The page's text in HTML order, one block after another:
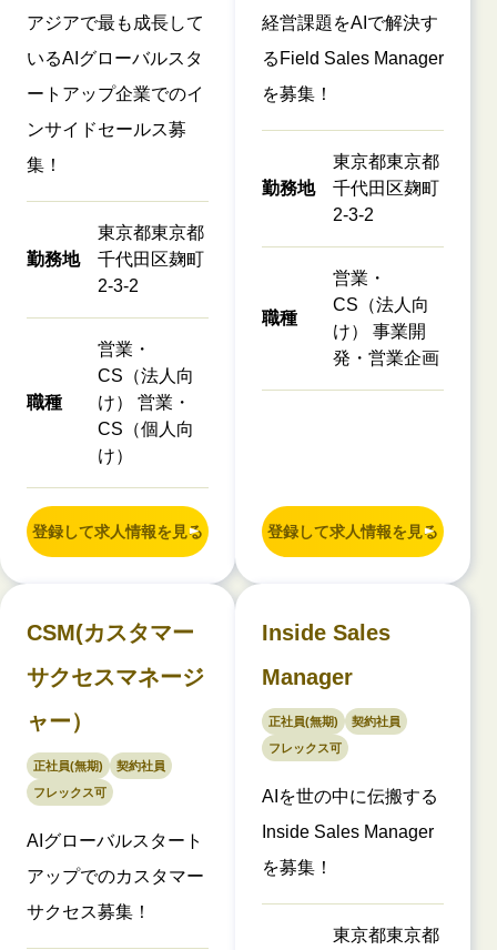
アジアで最も成長して
いるAIグローバルスタ
ートアップ企業でのイ
ンサイドセールス募
集！
勤務地
東京都東京都
千代田区麹町
2-3-2
職種
営業・
CS（法人向
け） 営業・
CS（個人向
け）
登録して求人情報を見る
経営課題をAIで解決す
るField Sales Manager
を募集！
勤務地
東京都東京都
千代田区麹町
2-3-2
職種
営業・
CS（法人向
け） 事業開
発・営業企画
登録して求人情報を見る
CSM(カスタマー
サクセスマネージ
ャー）
正社員(無期)
契約社員
フレックス可
AIグローバルスタート
アップでのカスタマー
サクセス募集！
Inside Sales
Manager
正社員(無期)
契約社員
フレックス可
AIを世の中に伝搬する
Inside Sales Manager
を募集！
東京都東京都